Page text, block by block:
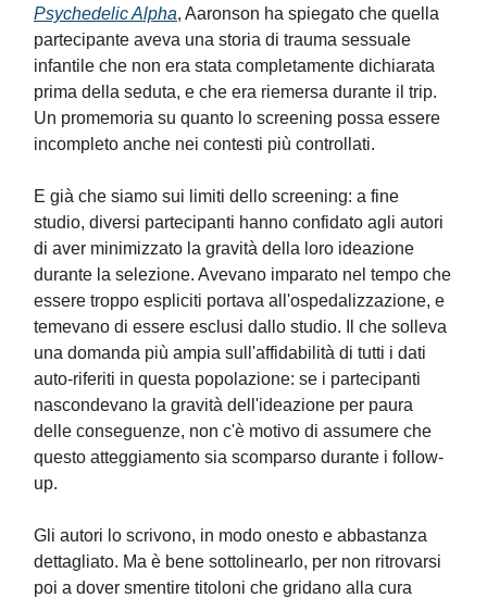
Psychedelic Alpha, Aaronson ha spiegato che quella
partecipante aveva una storia di trauma sessuale
infantile che non era stata completamente dichiarata
prima della seduta, e che era riemersa durante il trip.
Un promemoria su quanto lo screening possa essere
incompleto anche nei contesti più controllati.
E già che siamo sui limiti dello screening: a fine
studio, diversi partecipanti hanno confidato agli autori
di aver minimizzato la gravità della loro ideazione
durante la selezione. Avevano imparato nel tempo che
essere troppo espliciti portava all'ospedalizzazione, e
temevano di essere esclusi dallo studio. Il che solleva
una domanda più ampia sull'affidabilità di tutti i dati
auto-riferiti in questa popolazione: se i partecipanti
nascondevano la gravità dell'ideazione per paura
delle conseguenze, non c'è motivo di assumere che
questo atteggiamento sia scomparso durante i follow-
up.
Gli autori lo scrivono, in modo onesto e abbastanza
dettagliato. Ma è bene sottolinearlo, per non ritrovarsi
poi a dover smentire titoloni che gridano alla cura